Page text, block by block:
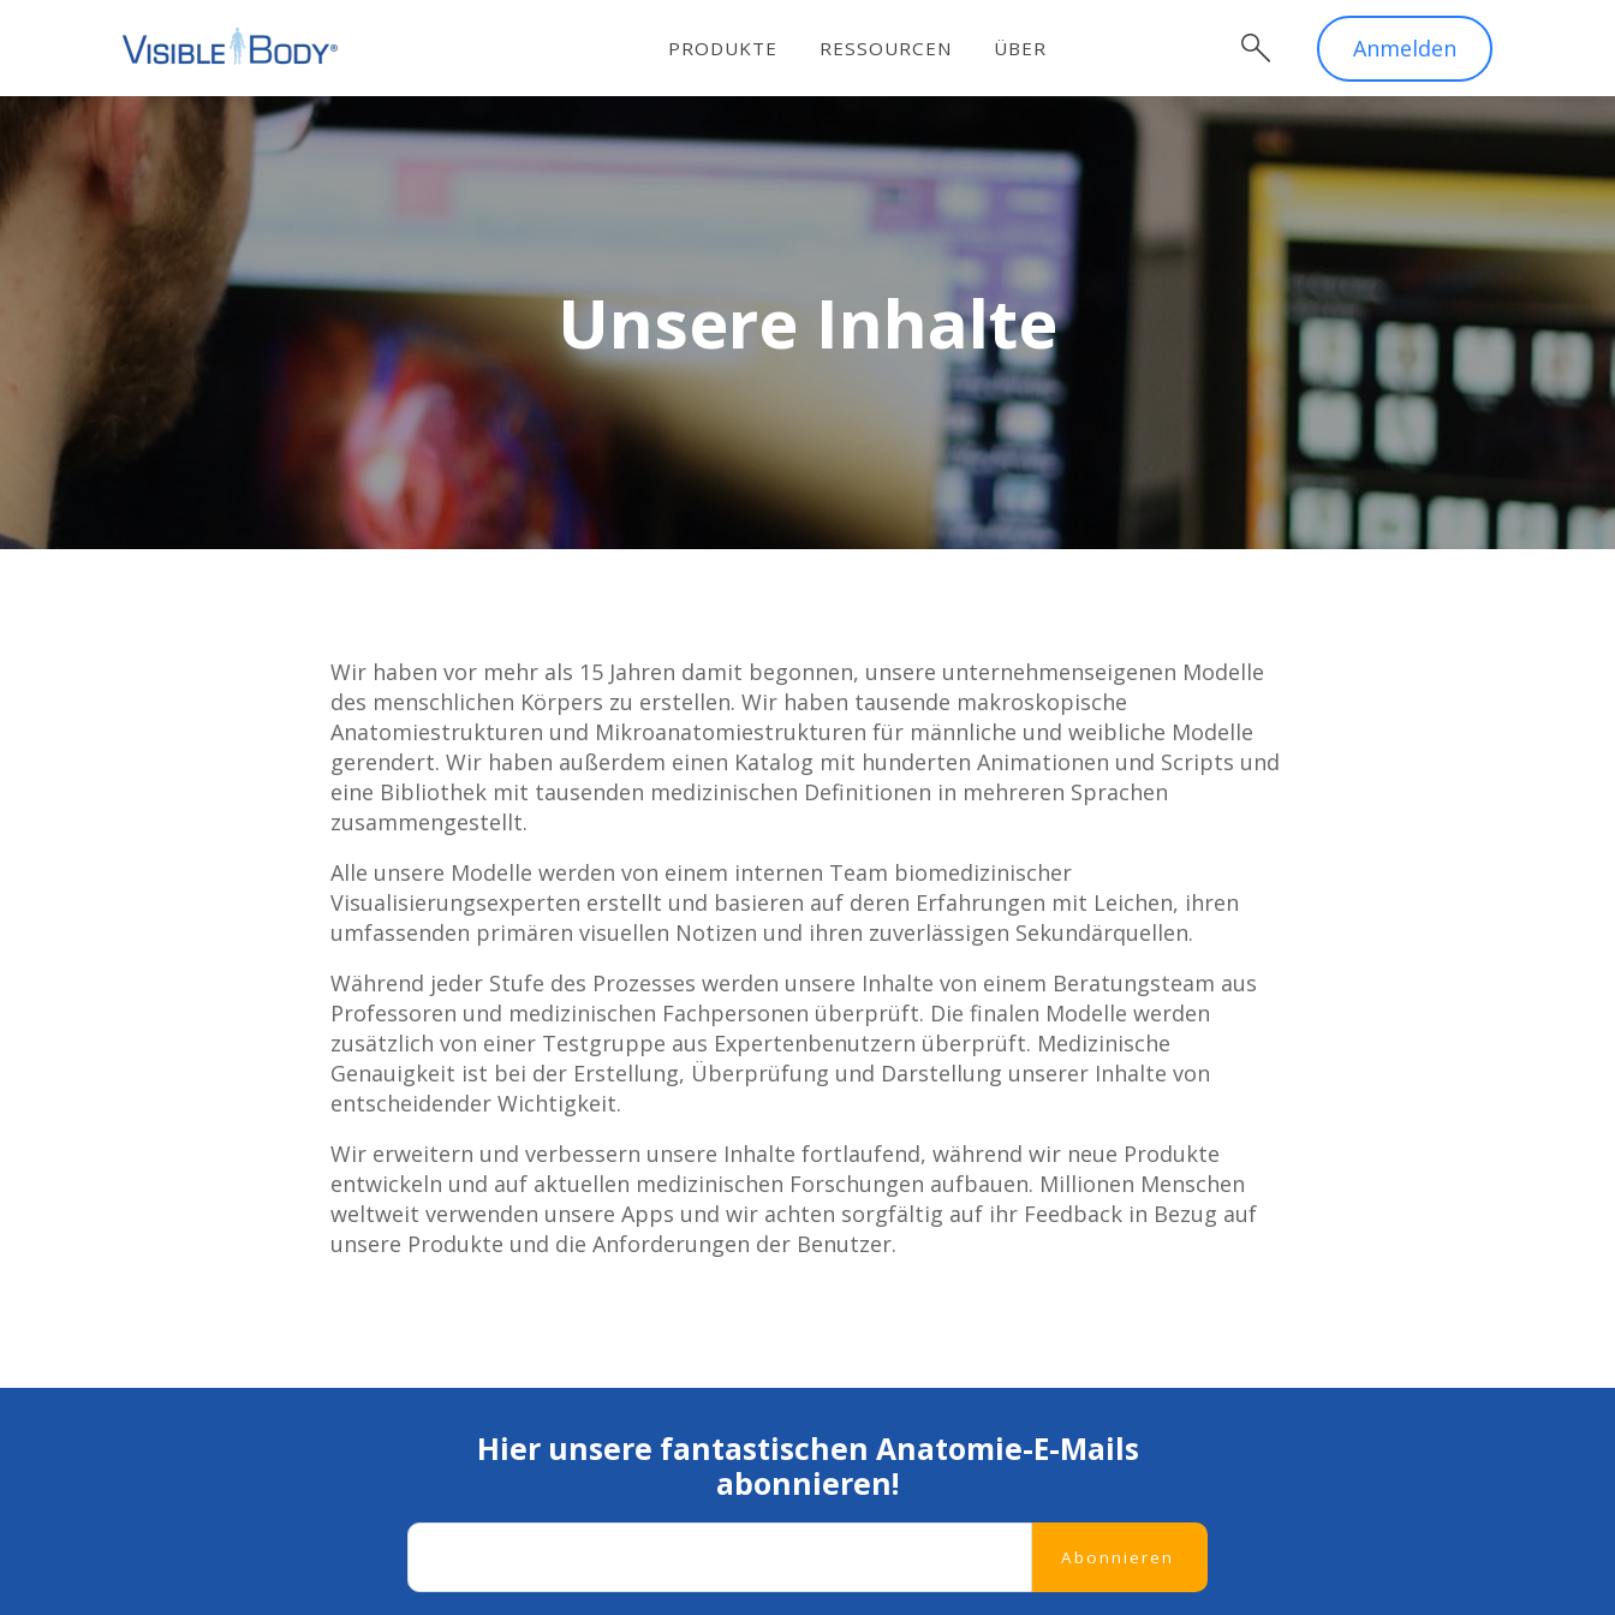
PRODUKTE RESSOURCEN ÜBER Anmelden
Unsere Inhalte
Wir haben vor mehr als 15 Jahren damit begonnen, unsere unternehmenseigenen Modelle
des menschlichen Körpers zu erstellen. Wir haben tausende makroskopische
Anatomiestrukturen und Mikroanatomiestrukturen für männliche und weibliche Modelle
gerendert. Wir haben außerdem einen Katalog mit hunderten Animationen und Scripts und
eine Bibliothek mit tausenden medizinischen Definitionen in mehreren Sprachen
zusammengestellt.
Alle unsere Modelle werden von einem internen Team biomedizinischer
Visualisierungsexperten erstellt und basieren auf deren Erfahrungen mit Leichen, ihren
umfassenden primären visuellen Notizen und ihren zuverlässigen Sekundärquellen.
Während jeder Stufe des Prozesses werden unsere Inhalte von einem Beratungsteam aus
Professoren und medizinischen Fachpersonen überprüft. Die finalen Modelle werden
zusätzlich von einer Testgruppe aus Expertenbenutzern überprüft. Medizinische
Genauigkeit ist bei der Erstellung, Überprüfung und Darstellung unserer Inhalte von
entscheidender Wichtigkeit.
Wir erweitern und verbessern unsere Inhalte fortlaufend, während wir neue Produkte
entwickeln und auf aktuellen medizinischen Forschungen aufbauen. Millionen Menschen
weltweit verwenden unsere Apps und wir achten sorgfältig auf ihr Feedback in Bezug auf
unsere Produkte und die Anforderungen der Benutzer.
Hier unsere fantastischen Anatomie-E-Mails
abonnieren!